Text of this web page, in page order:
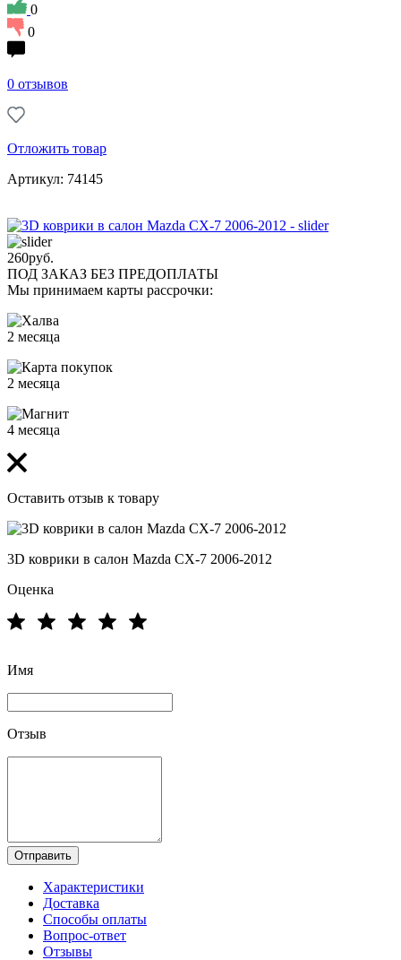
0
0
0 отзывов
Отложить товар
Артикул: 74145
260руб.
ПОД ЗАКАЗ БЕЗ ПРЕДОПЛАТЫ
Мы принимаем карты рассрочки:
2 месяца
2 месяца
4 месяца
Оставить отзыв к товару
3D коврики в салон Mazda CX-7 2006-2012
Оценка
Имя
Отзыв
Отправить
Характеристики
Доставка
Способы оплаты
Вопрос-ответ
Отзывы